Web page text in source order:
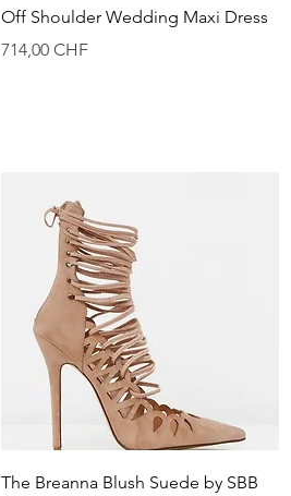
Vista rápida
Off Shoulder Wedding Maxi Dress
Precio
714,00 CHF
Vista rápida
The Breanna Blush Suede by SBB